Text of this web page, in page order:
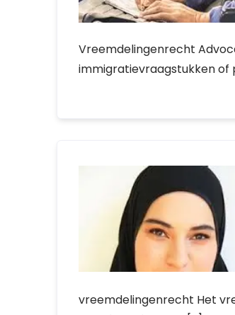
Vreemdelingenrecht
immigratievraagstukken
vreemdelingenrecht Het